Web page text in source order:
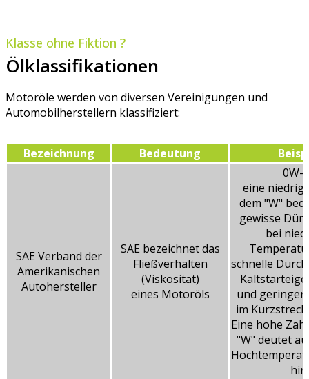
Klasse ohne Fiktion ?
Ölklassifikationen
Motoröle werden von diversen Vereinigungen und
Automobilherstellern klassifiziert:
Bezeichnung Bedeutung
SAE Verband der
Amerikanischen
Autohersteller
SAE bezeichnet das
Fließverhalten
(Viskosität)
eines Motoröls
0W-
eine
dem "W"
gewisse
bei
schnelle
und geringer
im
Eine hohe
"W" deutet
hin.